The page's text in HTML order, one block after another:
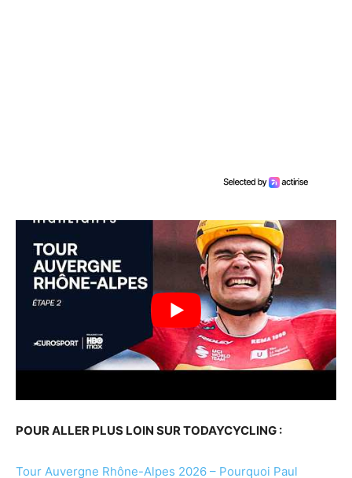
POUR ALLER PLUS LOIN SUR TODAYCYCLING :
Tour Auvergne Rhône-Alpes 2026 – Pourquoi Paul